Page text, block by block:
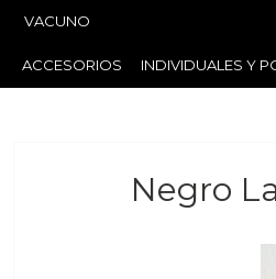
VACUNO
ACCESORIOS INDIVIDUALES Y
Negro